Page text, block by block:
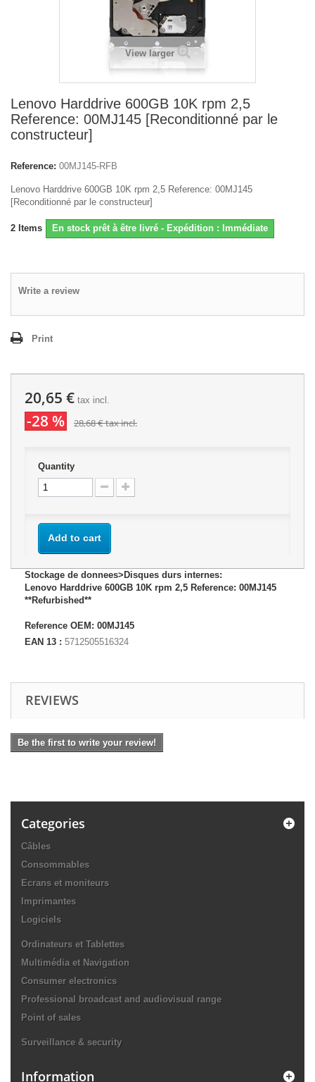
View larger
Lenovo Harddrive 600GB 10K rpm 2,5
Reference: 00MJ145 [Reconditionné par le
constructeur]
Reference: 00MJ145-RFB
Lenovo Harddrive 600GB 10K rpm 2,5 Reference: 00MJ145
[Reconditionné par le constructeur]
2 Items En stock prêt à être livré - Expédition : Immédiate
Write a review
Print
20,65 € tax incl.
-28 % 28,68 €tax incl.
Quantity
Add to cart
Stockage de donnees>Disques durs internes:
Lenovo Harddrive 600GB 10K rpm 2,5 Reference: 00MJ145
**Refurbished**
Reference OEM: 00MJ145
EAN 13 : 5712505516324
REVIEWS
Be the first to write your review!
Categories
Câbles
Consommables
Ecrans et moniteurs
Imprimantes
Logiciels
Ordinateurs et Tablettes
Multimédia et Navigation
Consumer electronics
Professional broadcast and audiovisual range
Point of sales
Surveillance & security
Information